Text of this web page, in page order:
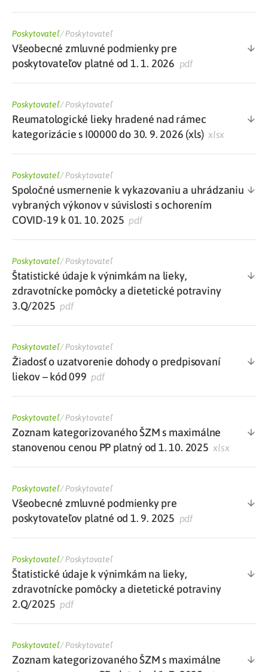
Poskytovateľ/Poskytovateľ
Všeobecné zmluvné podmienky pre
poskytovateľov platné od 1. 1. 2026 pdf
Poskytovateľ/Poskytovateľ
Reumatologické lieky hradené nad rámec
kategorizácie s I00000 do 30. 9. 2026 (xls)xlsx
Poskytovateľ/Poskytovateľ
Spoločné usmernenie k vykazovaniu a uhrádzaniu
vybraných výkonov v súvislosti s ochorením
COVID-19 k 01. 10. 2025 pdf
Poskytovateľ/Poskytovateľ
Štatistické údaje k výnimkám na lieky,
zdravotnícke pomôcky a dietetické potraviny
3.Q/2025 pdf
Poskytovateľ/Poskytovateľ
Žiadosť o uzatvorenie dohody o predpisovaní
liekov – kód 099 pdf
Poskytovateľ/Poskytovateľ
Zoznam kategorizovaného ŠZM s maximálne
stanovenou cenou PP platný od 1. 10. 2025 xlsx
Poskytovateľ/Poskytovateľ
Všeobecné zmluvné podmienky pre
poskytovateľov platné od 1. 9. 2025 pdf
Poskytovateľ/Poskytovateľ
Štatistické údaje k výnimkám na lieky,
zdravotnícke pomôcky a dietetické potraviny
2.Q/2025 pdf
Poskytovateľ/Poskytovateľ
Zoznam kategorizovaného ŠZM s maximálne